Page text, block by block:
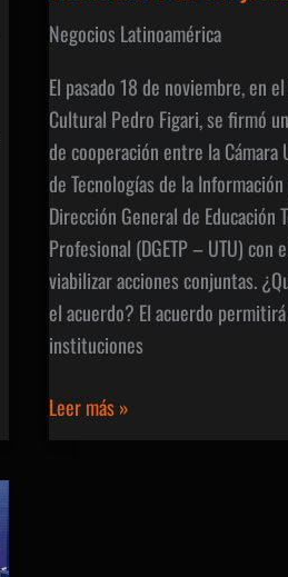
Negocios Latinoamérica
El pasado 18 de noviembre, en
Cultural Pedro Figari, se firmó
de cooperación entre la Cámara
de Tecnologías de la
Dirección General de Educación
Profesional (DGETP – UTU) con
viabilizar acciones conjuntas.
el acuerdo? El acuerdo
instituciones
CUTI
Leer más »